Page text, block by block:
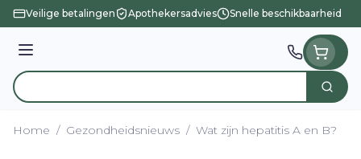
Ga naar de inhoud
Veilige betalingen Apothekersadvies Snelle beschikbaarheid
Menu
Product, merk, categorie... Zoek
Home / Gezondheidsnieuws / Wat zijn hepatitis A en B?